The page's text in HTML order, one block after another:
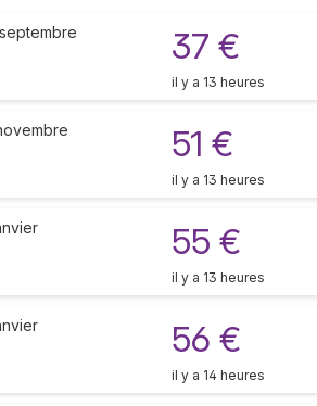
37 €
il y a 13 heures
51 €
il y a 13 heures
55 €
il y a 13 heures
56 €
il y a 14 heures